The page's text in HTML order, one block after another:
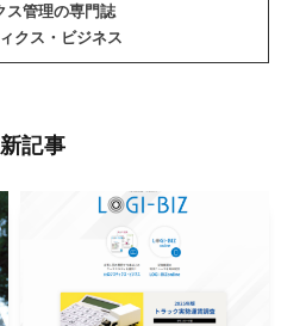
ス管理の専門誌
クス・ビジネス
記事